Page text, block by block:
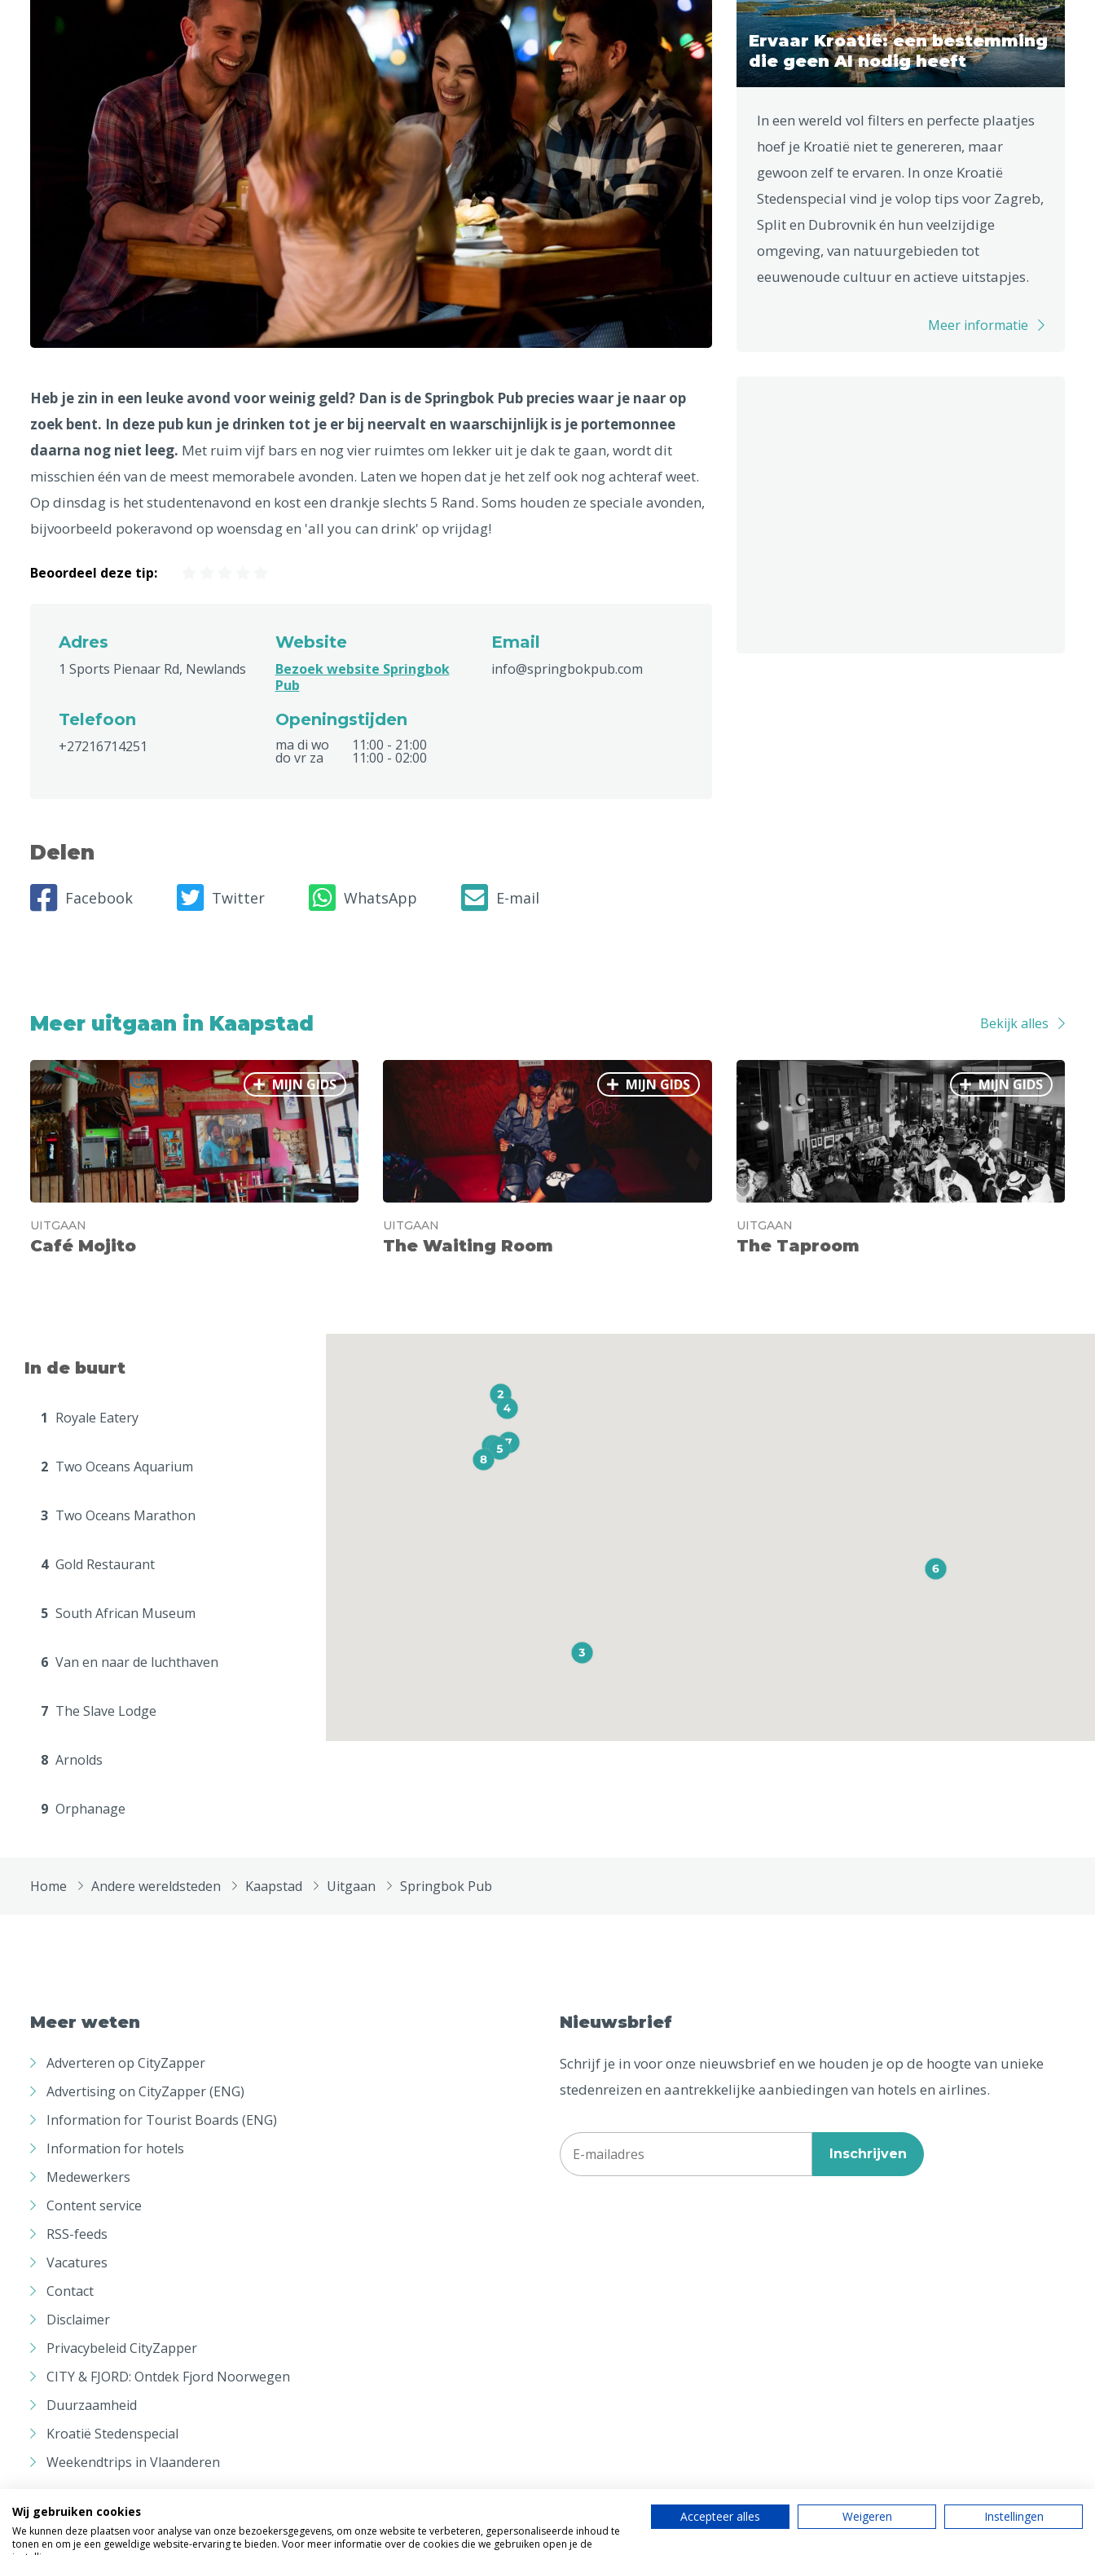
Heb je zin in een leuke avond voor weinig geld? Dan is de Springbok Pub precies waar je naar op
zoek bent. In deze pub kun je drinken tot je er bij neervalt en waarschijnlijk is je portemonnee
daarna nog niet leeg. Met ruim vijf bars en nog vier ruimtes om lekker uit je dak te gaan, wordt dit
misschien één van de meest memorabele avonden. Laten we hopen dat je het zelf ook nog achteraf weet.
Op dinsdag is het studentenavond en kost een drankje slechts 5 Rand. Soms houden ze speciale avonden,
bijvoorbeeld pokeravond op woensdag en 'all you can drink' op vrijdag!
Beoordeel deze tip:
Adres
1 Sports Pienaar Rd, Newlands
Website
Bezoek website Springbok
Pub
Email
info@springbokpub.com
Telefoon
+27216714251
Openingstijden
ma di wo 11:00 - 21:00
do vr za 11:00 - 02:00
Delen
Facebook Twitter WhatsApp E-mail
Ervaar Kroatië: een bestemming
die geen AI nodig heeft
In een wereld vol filters en perfecte plaatjes
hoef je Kroatië niet te genereren, maar
gewoon zelf te ervaren. In onze Kroatië
Stedenspecial vind je volop tips voor Zagreb,
Split en Dubrovnik én hun veelzijdige
omgeving, van natuurgebieden tot
eeuwenoude cultuur en actieve uitstapjes.
Meer informatie
Meer uitgaan in Kaapstad Bekijk alles
MIJN GIDS
UITGAAN
Café Mojito
MIJN GIDS
UITGAAN
The Waiting Room
MIJN GIDS
UITGAAN
The Taproom
In de buurt
1 Royale Eatery
2 Two Oceans Aquarium
3 Two Oceans Marathon
4 Gold Restaurant
5 South African Museum
6 Van en naar de luchthaven
7 The Slave Lodge
8 Arnolds
9 Orphanage
Home Andere wereldsteden Kaapstad Uitgaan Springbok Pub
Meer weten
Adverteren op CityZapper
Advertising on CityZapper (ENG)
Information for Tourist Boards (ENG)
Information for hotels
Medewerkers
Content service
RSS-feeds
Vacatures
Contact
Disclaimer
Privacybeleid CityZapper
CITY & FJORD: Ontdek Fjord Noorwegen
Duurzaamheid
Kroatië Stedenspecial
Weekendtrips in Vlaanderen
Nieuwsbrief
Schrijf je in voor onze nieuwsbrief en we houden je op de hoogte van unieke
stedenreizen en aantrekkelijke aanbiedingen van hotels en airlines.
Inschrijven
Wij gebruiken cookies
We kunnen deze plaatsen voor analyse van onze bezoekersgegevens, om onze website te verbeteren, gepersonaliseerde inhoud te
tonen en om je een geweldige website-ervaring te bieden. Voor meer informatie over de cookies die we gebruiken open je de
Accepteer alles Weigeren Instellingen